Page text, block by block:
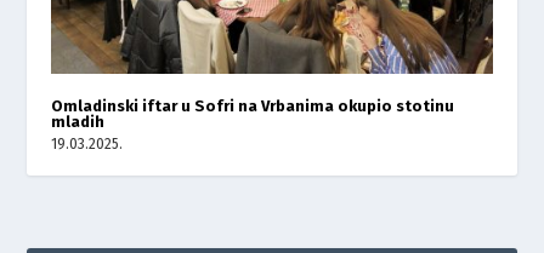
Omladinski iftar u Sofri na Vrbanima okupio stotinu
mladih
19.03.2025.